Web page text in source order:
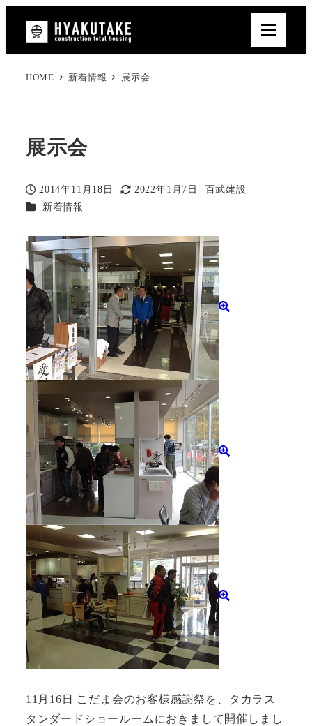
HOME 新着情報 展示会
展示会
投稿日
2014年11月18日
更新日
2022年1月7日
著
百武建設
カテゴリー
新着情報
11月16日 こだま会のお客様感謝祭を、タカラス
タンダードショールームにおきまして開催しまし